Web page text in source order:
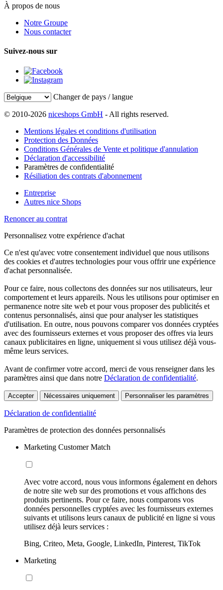
À propos de nous
Notre Groupe
Nous contacter
Suivez-nous sur
Changer de pays / langue
© 2010-2026 niceshops GmbH - All rights reserved.
Mentions légales et conditions d'utilisation
Protection des Données
Conditions Générales de Vente et politique d'annulation
Déclaration d'accessibilité
Paramètres de confidentialité
Résiliation des contrats d'abonnement
Entreprise
Autres nice Shops
Renoncer au contrat
Personnalisez votre expérience d'achat
Ce n'est qu'avec votre consentement individuel que nous utilisons
des cookies et d'autres technologies pour vous offrir une expérience
d'achat personnalisée.
Pour ce faire, nous collectons des données sur nos utilisateurs, leur
comportement et leurs appareils. Nous les utilisons pour optimiser en
permanence notre site web et pour vous proposer des publicités et
contenus personnalisés, ainsi que pour analyser les statistiques
d'utilisation. En outre, nous pouvons comparer vos données cryptées
avec des fournisseurs externes et vous proposer des offres via leurs
canaux publicitaires en ligne, uniquement si vous utilisez déjà vous-
même leurs services.
Avant de confirmer votre accord, merci de vous renseigner dans les
paramètres ainsi que dans notre Déclaration de confidentialité.
Accepter Nécessaires uniquement Personnaliser les paramètres
Déclaration de confidentialité
Paramètres de protection des données personnalisés
Marketing Customer Match
Avec votre accord, nous vous informons également en dehors
de notre site web sur des promotions et vous affichons des
produits pertinents. Pour ce faire, nous comparons vos
données personnelles cryptées avec les fournisseurs externes
suivants et utilisons leurs canaux de publicité en ligne si vous
utilisez déjà leurs services :
Bing, Criteo, Meta, Google, LinkedIn, Pinterest, TikTok
Marketing